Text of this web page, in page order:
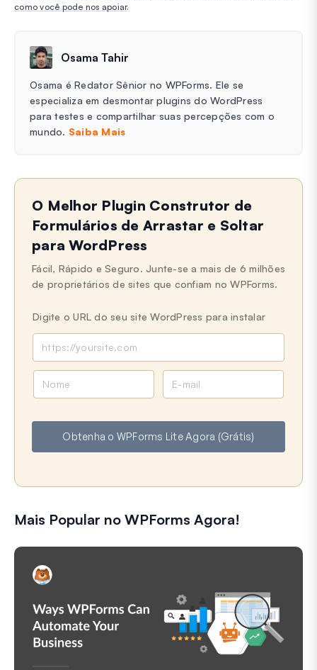
como você pode nos apoiar.
Osama Tahir
Osama é Redator Sênior no WPForms. Ele se
especializa em desmontar plugins do WordPress
para testes e compartilhar suas percepções com o
mundo. Saiba Mais
O Melhor Plugin Construtor de
Formulários de Arrastar e Soltar
para WordPress
Fácil, Rápido e Seguro. Junte-se a mais de 6 milhões
de proprietários de sites que confiam no WPForms.
Digite o URL do seu site WordPress para instalar
e
a
l
Obtenha o WPForms Lite Agora (Grátis)
Mais Popular no WPForms Agora!